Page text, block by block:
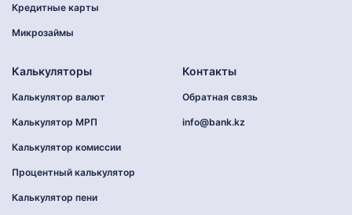
Кредитные карты
Микрозаймы
Калькуляторы
Калькулятор валют
Калькулятор МРП
Калькулятор комиссии
Процентный калькулятор
Калькулятор пени
Контакты
Обратная связь
info@bank.kz